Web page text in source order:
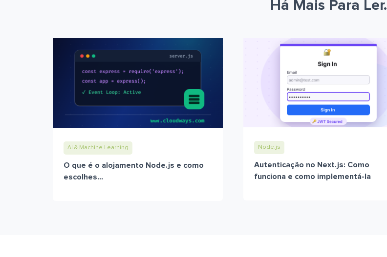
Há Mais Para Ler.
AI & Machine Learning
O que é o alojamento Node.js e como
escolhes...
Node.js
Autenticação no Next.js: Como
funciona e como implementá-la